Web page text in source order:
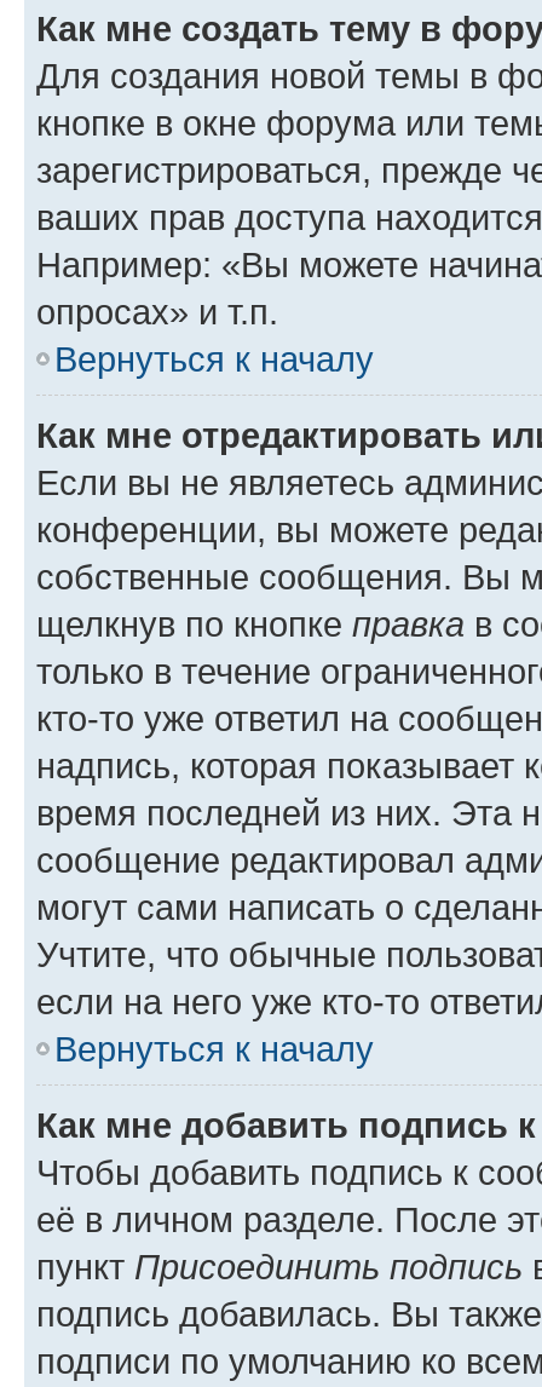
Как мне создать тему в
Для создания новой темы в
кнопке в окне форума или
зарегистрироваться, прежде
ваших прав доступа
Например: «Вы можете
опросах» и т.п.
Вернуться к началу
Как мне отредактировать
Если вы не являетесь
конференции, вы можете
собственные сообщения. Вы
щелкнув по кнопке правка в
только в течение
кто-то уже ответил на
надпись, которая показывает
время последней из них. Эта
сообщение редактировал
могут сами написать о
Учтите, что обычные
если на него уже кто-то
Вернуться к началу
Как мне добавить подпись
Чтобы добавить подпись к
её в личном разделе. После
пункт Присоединить подпись
подпись добавилась. Вы
подписи по умолчанию ко